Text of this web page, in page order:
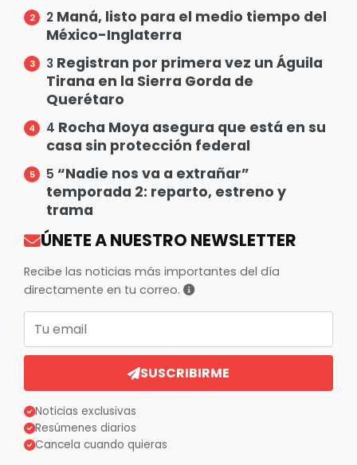
2 Maná, listo para el medio tiempo del
México-Inglaterra
3 Registran por primera vez un Águila
Tirana en la Sierra Gorda de
Querétaro
4 Rocha Moya asegura que está en su
casa sin protección federal
5 “Nadie nos va a extrañar”
temporada 2: reparto, estreno y
trama
ÚNETE A NUESTRO NEWSLETTER
Recibe las noticias más importantes del día
directamente en tu correo.
Correo electrónico
SUSCRIBIRME
Noticias exclusivas
Resúmenes diarios
Cancela cuando quieras